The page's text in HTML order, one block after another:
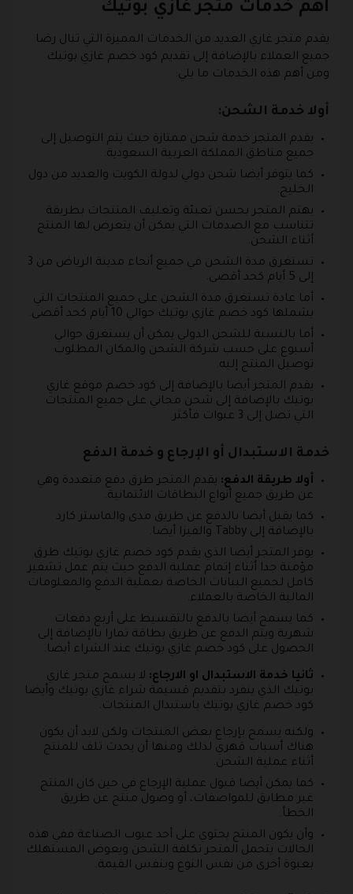
أهم خدمات متجر غازي بوتيك
يقدم متجر غازي العديد من الخدمات المميزة التي تنال رضا
جميع العملاء بالإضافة إلى تقديم كود خصم غازي بوتيك
ومن أهم هذه الخدمات ما يلي:
أولا خدمة الشحن:
يقدم المتجر خدمة شحن ممتازة حيث يتم التوصيل إلى
جميع مناطق المملكة العربية السعودية.
كما يتوفر أيضا شحن دولي لدولة الكويت والعديد من دول
الخليج.
يهتم المتجر بحسن تعبئة وتغليف المنتجات بطريقة
تتناسب مع الصدمات التي يمكن أن يتعرض لها المنتج
أثناء الشحن.
تستغرق مدة الشحن في جميع أنحاء مدينة الرياض من 3
إلى 5 أيام كحد أقصى.
أما عادة تستغرق مدة الشحن على جميع المنتجات التي
يشملها كود خصم غازي بوتيك حوالي 10 أيام كحد أقصى.
أما بالنسبة للشحن الدولي يمكن أن يستغرق حوالي
أسبوع على حسب شركة الشحن والمكان المطلوب
توصيل المنتج إليه.
يقدم المتجر أيضا بالإضافة إلى كود خصم موقع غازي
بوتيك بالإضافة إلى شحن مجاني على جميع المنتجات
التي تصل إلى 3 عبوات فأكثر.
خدمة الاستبدال أو الإرجاع و خدمة الدفع
أولا طريقة الدفع: يقدم المتجر طرق دفع متعددة وهي
عن طريق جميع أنواع البطاقات الائتمانية.
كما يقبل أيضا بالدفع عن طريق مدى والماستر كارد
بالإضافة إلى Tabby والفيزا أيضا.
يوفر المتجر أيضا الذي يقدم كود خصم غازي بوتيك طرق
مؤمنة جدا أثناء إتمام عملية الدفع حيث يتم عمل تشفير
كامل لجميع البيانات الخاصة بعملية الدفع والمعلومات
المالية الخاصة بالعملاء.
كما يسمح أيضا بالدفع بالتقسيط على أربع دفعات
شهرية ويتم الدفع عن طريق بطاقة تمارا بالإضافة إلى
الحصول على كود خصم غازي بوتيك عند الشراء أيضا.
ثانيا خدمة الاستبدال او الارجاع: لا يسمح متجر غازي
بوتيك الذي ينفرد بتقديم قسيمة شراء غازي بوتيك وأيضا
كود خصم غازي بوتيك باستبدال المنتجات.
ولكنه يسمح بإرجاع بعض المنتجات ولكن لابد أن يكون
هناك أسباب قهري لذلك ومنها أن يحدث تلف للمنتج
أثناء عملية الشحن.
كما يمكن أيضا قبول عملية الإرجاع في حين كان المنتج
غير مطابق للمواصفات، أو وصول منتج عن طريق
الخطأ.
وأن يكون المنتج يحتوي على أحد عيوب الصناعة ففي هذه
الحالات يتحمل المتجر تكلفة الشحن ويعوض المستهلك
بعبوة أخرى من نفس النوع وبنفس القيمة.